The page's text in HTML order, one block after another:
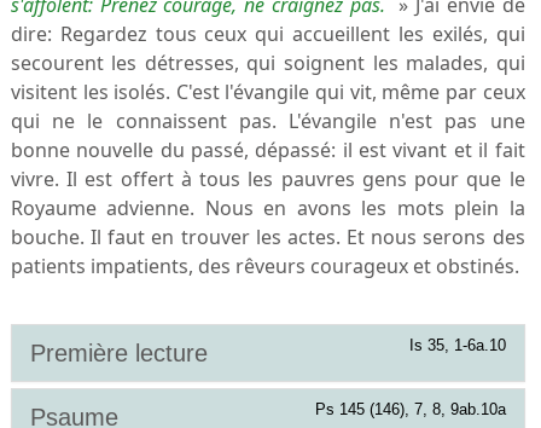
dire: Regardez tous ceux qui accueillent les exilés, qui
secourent les détresses, qui soignent les malades, qui
visitent les isolés. C'est l'évangile qui vit, même par ceux
qui ne le connaissent pas. L'évangile n'est pas une
bonne nouvelle du passé, dépassé: il est vivant et il fait
vivre. Il est offert à tous les pauvres gens pour que le
Royaume advienne. Nous en avons les mots plein la
bouche. Il faut en trouver les actes. Et nous serons des
patients impatients, des rêveurs courageux et obstinés.
Première lecture Is 35, 1-6a.10
Psaume Ps 145 (146), 7, 8, 9ab.10a